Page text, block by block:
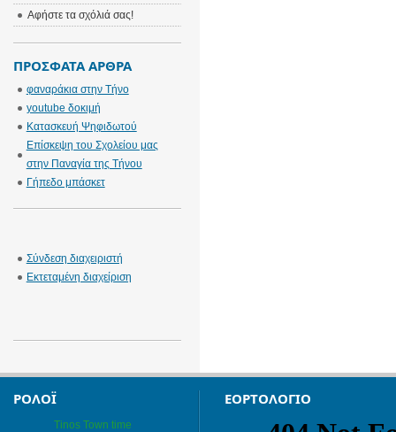
Αφήστε τα σχόλιά σας!
ΠΡΌΣΦΑΤΑ ΆΡΘΡΑ
φαναράκια στην Τήνο
youtube δοκιμή
Κατασκευή Ψηφιδωτού
Επίσκεψη του Σχολείου μας
στην Παναγία της Τήνου
Γήπεδο μπάσκετ
Σύνδεση διαχειριστή
Εκτεταμένη διαχείριση
ΡΟΛΌΙ
Tinos Town time
ΕΟΡΤΟΛΌΓΙΟ